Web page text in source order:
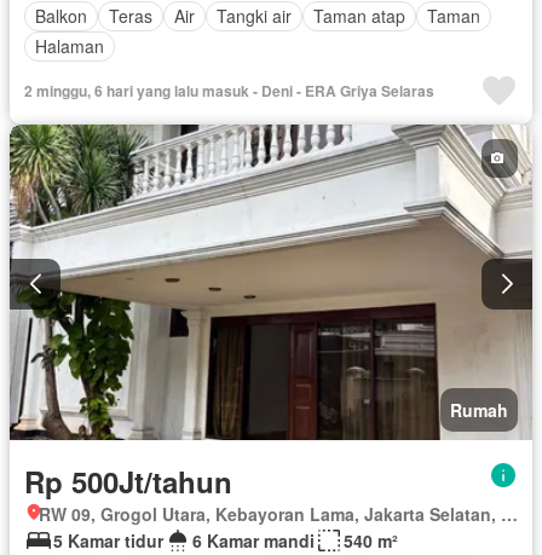
Balkon
Teras Air Tangki air Taman atap
Taman
Halaman
2 minggu, 6 hari yang lalu masuk - Deni - ERA Griya Selaras
Rumah
Rp 500Jt/tahun
RW 09, Grogol Utara, Kebayoran Lama, Jakarta Selatan, Daerah Khusus Ibukota Jakarta
5 Kamar tidur
6 Kamar mandi
540 m²